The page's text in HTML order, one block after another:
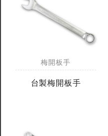
梅開板手
台製梅開板手